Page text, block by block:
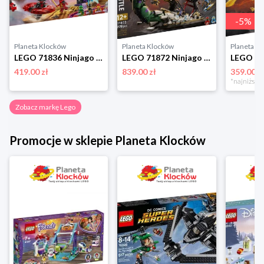
Planeta Klocków
LEGO 71836 Ninjago Arcysmok skupienia Lego
419.00 zł
Planeta Klocków
LEGO 71872 Ninjago Bitwa z Ultrasmokiem Lego
839.00 zł
-5%
Planeta
359.00 zł
Zobacz markę Lego
Promocje w sklepie Planeta Klocków